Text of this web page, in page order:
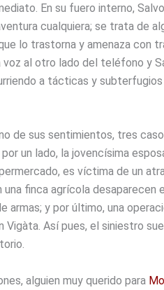
En su fuero interno,
cualquiera; se trata de
lo trastorna y amenaza con
voz al otro lado del teléfono y
a tácticas y subterfugios
de sus sentimientos, tres
un lado, la jovencísima
es víctima de un
finca agrícola desaparecen
armas; y por último, una
Así pues, el siniestro
alguien muy querido para